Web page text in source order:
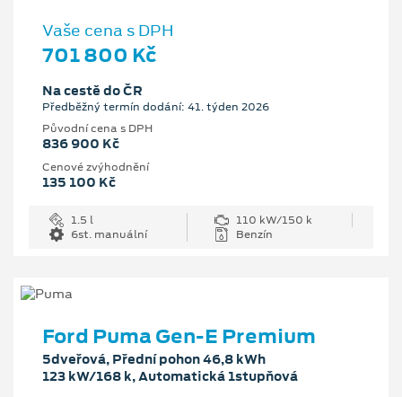
Vaše cena s DPH
701 800 Kč
Na cestě do ČR
Předběžný termín dodání: 41. týden 2026
Původní cena s DPH
836 900 Kč
Cenové zvýhodnění
135 100 Kč
1.5 l
110 kW/150 k
6st. manuální
Benzín
Ford Puma Gen-E Premium
5dveřová, Přední pohon 46,8 kWh
123 kW/168 k, Automatická 1stupňová